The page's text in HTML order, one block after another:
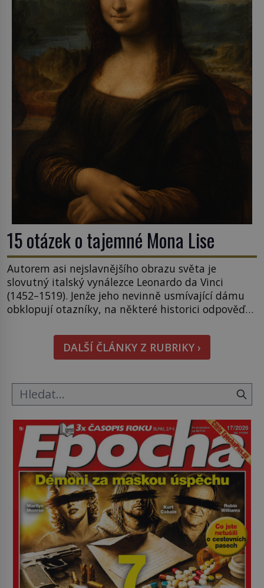
15 otázek o tajemné Mona Lise
Autorem asi nejslavnějšího obrazu světa je
slovutný italský vynálezce Leonardo da Vinci
(1452–1519). Jenže jeho nevinně usmívající dámu
obklopují otazníky, na některé historici odpověď
pověsil Napoleon? Samotný císař Napoleon
Bonaparte (1769–1821) má pro malbu slabost, a
tak si ji ještě jako první konzul přemístí do své
DALŠÍ ČLÁNKY Z RUBRIKY ›